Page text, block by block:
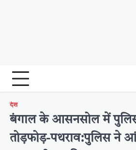
देश
बंगाल के आसनसोल में
तोड़फोड़-पथराव:पुलिस ने